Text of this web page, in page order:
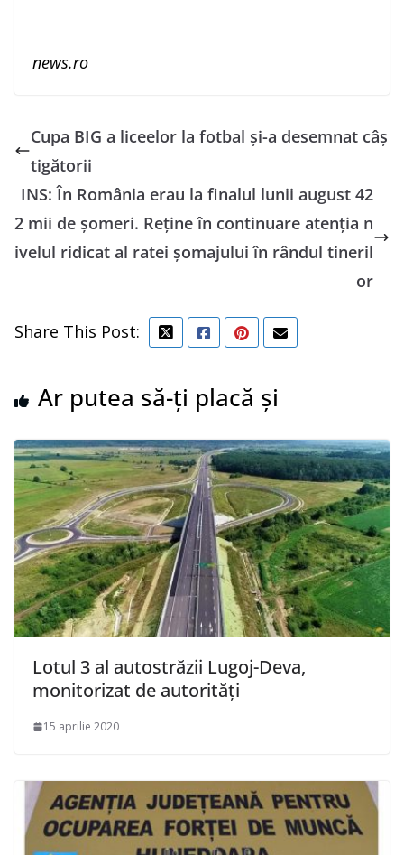
news.ro
Cupa BIG a liceelor la fotbal și-a desemnat câș
tigătorii
INS: În România erau la finalul lunii august 42
2 mii de şomeri. Reţine în continuare atenţia n
ivelul ridicat al ratei şomajului în rândul tineril
or
Share This Post:
Ar putea să-ți placă și
Lotul 3 al autostrăzii Lugoj-Deva,
monitorizat de autorități
15 aprilie 2020